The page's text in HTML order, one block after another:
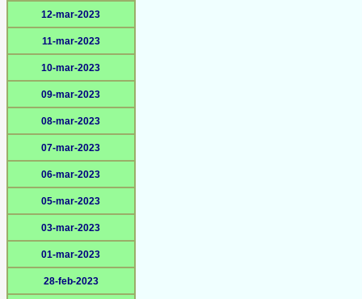
12-mar-2023
11-mar-2023
10-mar-2023
09-mar-2023
08-mar-2023
07-mar-2023
06-mar-2023
05-mar-2023
03-mar-2023
01-mar-2023
28-feb-2023